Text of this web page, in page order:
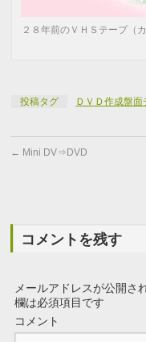
２８年前のＶＨＳテープ（
投稿タグ ＤＶＤ作成盤面
← Mini DV⇒DVD
コメントを残す
メールアドレスが公開さ
欄は必須項目です
コメント